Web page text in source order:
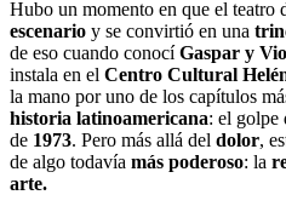
Hubo un momento en que el teatro
escenario y se convirtió en una
de eso cuando conocíGaspar y
instala en el Centro Cultural
la mano por uno de los capítulos
historia latinoamericana: el golpe
de 1973. Pero más allá del dolor,
de algo todavía más poderoso: la
arte.